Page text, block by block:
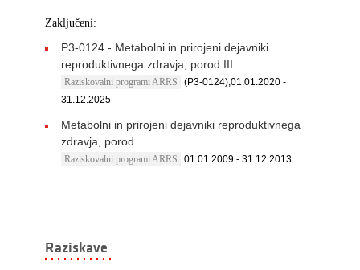
Zaključeni:
P3-0124 - Metabolni in prirojeni dejavniki
reproduktivnega zdravja, porod III
Raziskovalni programi ARRS
(P3-0124),01.01.2020 -
31.12.2025
Metabolni in prirojeni dejavniki reproduktivnega
zdravja, porod
Raziskovalni programi ARRS 01.01.2009 - 31.12.2013
Raziskave